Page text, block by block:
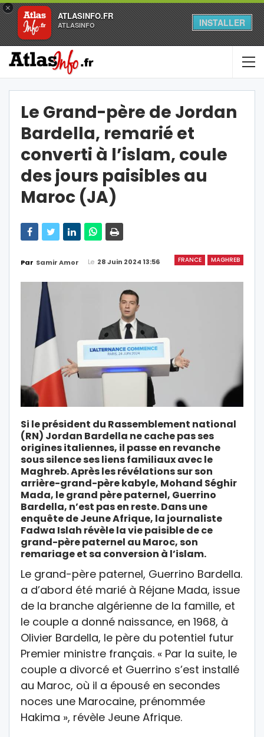
×
ATLASINFO.FR
ATLASINFO INSTALLER
Le Grand-père de Jordan
Bardella, remarié et
converti à l’islam, coule
des jours paisibles au
Maroc (JA)
FRANCE MAGHREB
Par Samir Amor Le 28 Juin 2024 13:56
Si le président du Rassemblement national
(RN) Jordan Bardella ne cache pas ses
origines italiennes, il passe en revanche
sous silence ses liens familiaux avec le
Maghreb. Après les révélations sur son
arrière-grand-père kabyle, Mohand Séghir
Mada, le grand père paternel, Guerrino
Bardella, n’est pas en reste. Dans une
enquête de Jeune Afrique, la journaliste
Fadwa Islah révèle la vie paisible de ce
grand-père paternel au Maroc, son
remariage et sa conversion à l’islam.
Le grand-père paternel, Guerrino Bardella.
a d’abord été marié à Réjane Mada, issue
de la branche algérienne de la famille, et
le couple a donné naissance, en 1968, à
Olivier Bardella, le père du potentiel futur
Premier ministre français. « Par la suite, le
couple a divorcé et Guerrino s’est installé
au Maroc, où il a épousé en secondes
noces une Marocaine, prénommée
Hakima », révèle Jeune Afrique.